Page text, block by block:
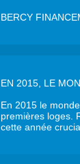
BERCY
EN 2015, LE
En 2015 le
premières loges.
cette année